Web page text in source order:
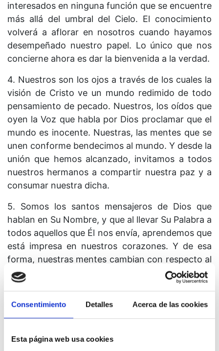
Consentimiento Detalles Acerca de las cookies
Esta página web usa cookies
interesados en ninguna función que se encuentre
más allá del umbral del Cielo. El conocimiento
volverá a aflorar en nosotros cuando hayamos
desempeñado nuestro papel. Lo único que nos
concierne ahora es dar la bienvenida a la verdad.
4. Nuestros son los ojos a través de los cuales la
visión de Cristo ve un mundo redimido de todo
pensamiento de pecado. Nuestros, los oídos que
oyen la Voz que habla por Dios proclamar que el
mundo es inocente. Nuestras, las mentes que se
unen conforme bendecimos al mundo. Y desde la
unión que hemos alcanzado, invitamos a todos
nuestros hermanos a compartir nuestra paz y a
consumar nuestra dicha.
5. Somos los santos mensajeros de Dios que
hablan en Su Nombre, y que al llevar Su Palabra a
todos aquellos que Él nos envía, aprendemos que
está impresa en nuestros corazones. Y de esa
forma, nuestras mentes cambian con respecto al
objetivo para el que vinimos y al que ahora
procuramos servir. Le traemos buenas nuevas al
Dios.